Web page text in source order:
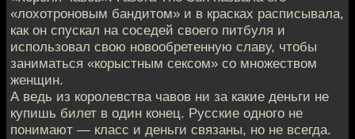
«лохотроновым бандитом» и в красках расписывала,
как он спускал на соседей своего питбуля и
использовал свою новообретенную славу, чтобы
заниматься «корыстным сексом» со множеством
женщин.
А ведь из королевства чавов ни за какие деньги не
купишь билет в один конец. Русские одного не
понимают — класс и деньги связаны, но не всегда.